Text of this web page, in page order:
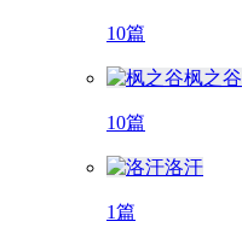
10篇
枫之谷
10篇
洛汗
1篇